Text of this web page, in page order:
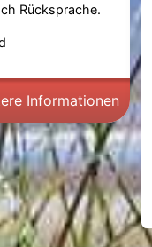
Rücksprache.
Informationen